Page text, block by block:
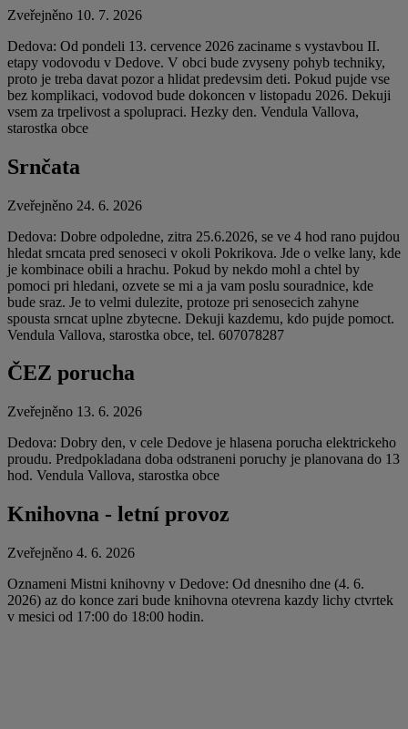
Zveřejněno 10. 7. 2026
Dedova: Od pondeli 13. cervence 2026 zaciname s vystavbou II.
etapy vodovodu v Dedove. V obci bude zvyseny pohyb techniky,
proto je treba davat pozor a hlidat predevsim deti. Pokud pujde vse
bez komplikaci, vodovod bude dokoncen v listopadu 2026. Dekuji
vsem za trpelivost a spolupraci. Hezky den. Vendula Vallova,
starostka obce
Srnčata
Zveřejněno 24. 6. 2026
Dedova: Dobre odpoledne, zitra 25.6.2026, se ve 4 hod rano pujdou
hledat srncata pred senoseci v okoli Pokrikova. Jde o velke lany, kde
je kombinace obili a hrachu. Pokud by nekdo mohl a chtel by
pomoci pri hledani, ozvete se mi a ja vam poslu souradnice, kde
bude sraz. Je to velmi dulezite, protoze pri senosecich zahyne
spousta srncat uplne zbytecne. Dekuji kazdemu, kdo pujde pomoct.
Vendula Vallova, starostka obce, tel. 607078287
ČEZ porucha
Zveřejněno 13. 6. 2026
Dedova: Dobry den, v cele Dedove je hlasena porucha elektrickeho
proudu. Predpokladana doba odstraneni poruchy je planovana do 13
hod. Vendula Vallova, starostka obce
Knihovna - letní provoz
Zveřejněno 4. 6. 2026
Oznameni Mistni knihovny v Dedove: Od dnesniho dne (4. 6.
2026) az do konce zari bude knihovna otevrena kazdy lichy ctvrtek
v mesici od 17:00 do 18:00 hodin.